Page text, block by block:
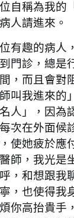
自稱為我的
人請進來。
趣的病人
門診，總是
，而且會對
叫我進來的
人」，因為
次在外面候
使她疲於應
師，我光是
，和想跟我
，也使得我
你高抬貴手